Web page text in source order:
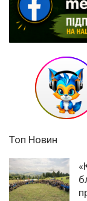
Топ Новин